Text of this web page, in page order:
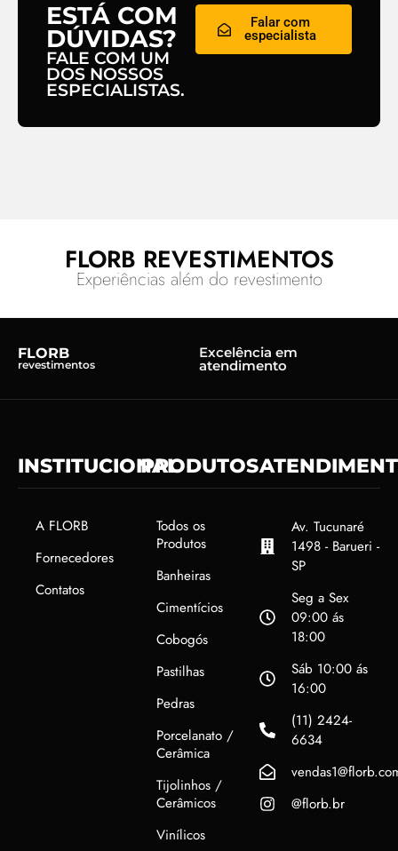
ESTÁ COM
DÚVIDAS?
FALE COM UM
DOS NOSSOS
ESPECIALISTAS.
Falar com
especialista
FLORB REVESTIMENTOS
Experiências além do revestimento
FLORB
revestimentos
Excelência em
atendimento
INSTITUCIONAL
A FLORB
Fornecedores
Contatos
PRODUTOS
Todos os
Produtos
Banheiras
Cimentícios
Cobogós
Pastilhas
Pedras
Porcelanato /
Cerâmica
Tijolinhos /
Cerâmicos
Vinílicos
Av. Tucunaré
1498 - Barueri -
SP
Seg a Sex
09:00 ás
18:00
Sáb 10:00 ás
16:00
(11) 2424-
6634
@florb.br